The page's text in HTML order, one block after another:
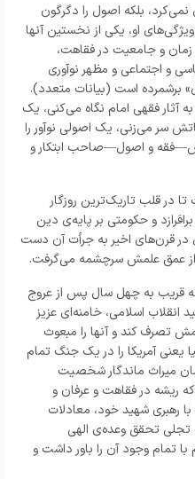
بلکه اصول را دگرگون
او، یکی از نخستین آنها
زمان و جامعیت در فقاهت،
و اجتماعی و مظهر نوآوری
برشمرده است (بیانات متعدد).
آثار فقهی امام نگاه می‌کنی، یک
سر می‌زنی، یک اصولی نوآور را
—فقه و اصول—صاحب ابتکار و
در قلب تاریک‌ترین روزگار
و حکومتی بر پایه‌ی دین
در قرن‌های اخیر به جرأت آن دست
از عمق علمش سرچشمه می‌گرفت.
که قریب به چهل سال پس از عروج
انقلاب اسلامی، خامنه‌ای عزیز
تصرف کند و آنها را مبعوث
یعنی آمریکا را در یک جنگ تمام
میراث ماندگار شخصیت
ریشه در فقاهت و عرفان و
رهبری شهید خود، معادلات
تجلی تحقق وعده‌ی الهی
با تمام وجود آن را باور داشت و